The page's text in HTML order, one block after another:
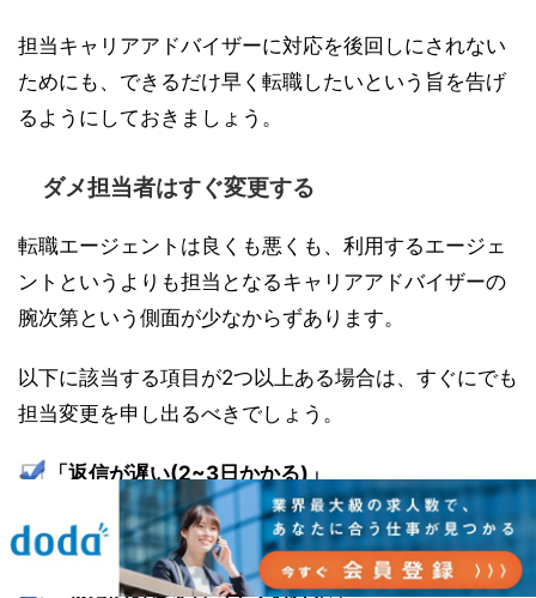
担当キャリアアドバイザーに対応を後回しにされない
ためにも、できるだけ早く転職したいという旨を告げ
るようにしておきましょう。
ダメ担当者はすぐ変更する
転職エージェントは良くも悪くも、利用するエージェ
ントというよりも担当となるキャリアアドバイザーの
腕次第という側面が少なからずあります。
以下に該当する項目が2つ以上ある場合は、すぐにでも
担当変更を申し出るべきでしょう。
「返信が遅い(2~3日かかる)」
「紹介される求人が的はずれ」